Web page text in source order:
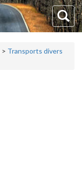
> Transports divers